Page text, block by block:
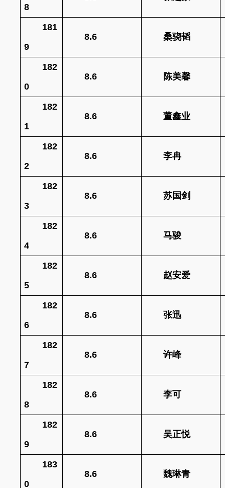
8
181
9
8.6 桑骁韬
182
0
8.6 陈美馨
182
1
8.6 董鑫业
182
2
8.6 李冉
182
3
8.6 苏国剑
182
4
8.6 马骏
182
5
8.6 赵安爱
182
6
8.6 张迅
182
7
8.6 许峰
182
8
8.6 李可
182
9
8.6 吴正悦
183
0
8.6 魏琳青